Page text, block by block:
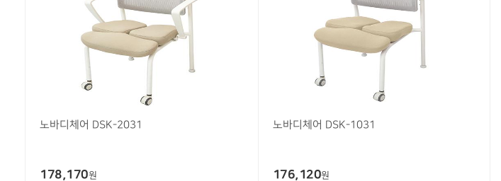
노바디체어 DSK-2031
178,170원
노바디체어 DSK-1031
176,120원